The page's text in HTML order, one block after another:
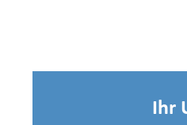
Ihr